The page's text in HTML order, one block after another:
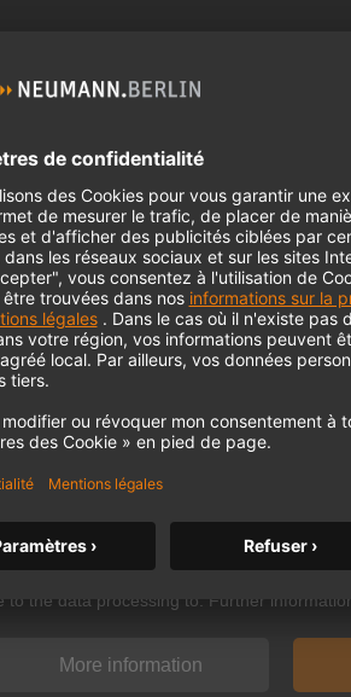
need your consent to
to the data processing to. Further
More information